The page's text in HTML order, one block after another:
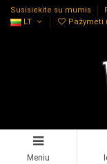
Susisiekite su mumis
LT
Pažymėti
Meniu